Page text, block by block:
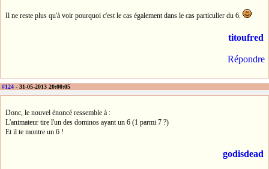
Il ne reste plus qu'à voir pourquoi c'est le cas également dans le cas particulier du 6.
titoufred
Répondre
#124 - 31-05-2013 20:00:05
Donc, le nouvel énoncé ressemble à :
L'animateur tire l'un des dominos ayant un 6 (1 parmi 7 ?)
Et il te montre un 6 !
godisdead